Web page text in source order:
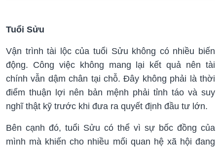
Tuổi Sửu
Vận trình tài lộc của tuổi Sửu không có nhiều biến
động. Công việc không mang lại kết quả nên tài
chính vẫn dậm chân tại chỗ. Đây không phải là thời
điểm thuận lợi nên bản mệnh phải tỉnh táo và suy
nghĩ thật kỹ trước khi đưa ra quyết định đầu tư lớn.
Bên cạnh đó, tuổi Sửu có thể vì sự bốc đồng của
mình mà khiến cho nhiều mối quan hệ xã hội đang